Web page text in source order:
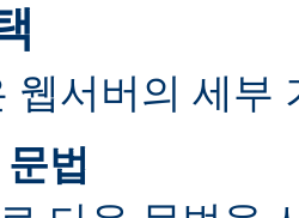
웹서버의 세부
법